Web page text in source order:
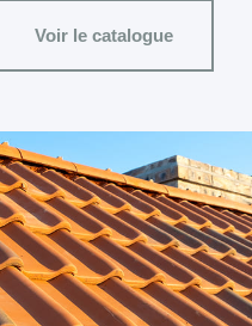
Voir le catalogue